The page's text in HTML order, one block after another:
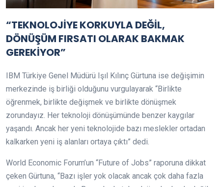
“TEKNOLOJİYE KORKUYLA DEĞİL,
DÖNÜŞÜM FIRSATI OLARAK BAKMAK
GEREKİYOR”
IBM Türkiye Genel Müdürü Işıl Kılınç Gürtuna ise değişimin
merkezinde iş birliği olduğunu vurgulayarak “Birlikte
öğrenmek, birlikte değişmek ve birlikte dönüşmek
zorundayız. Her teknoloji dönüşümünde benzer kaygılar
yaşandı. Ancak her yeni teknolojide bazı meslekler ortadan
kalkarken yeni iş alanları ortaya çıktı” dedi.
World Economic Forum’un “Future of Jobs” raporuna dikkat
çeken Gürtuna, “Bazı işler yok olacak ancak çok daha fazla